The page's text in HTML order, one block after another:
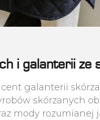
i galanterii
galanterii
skórzanych
mody